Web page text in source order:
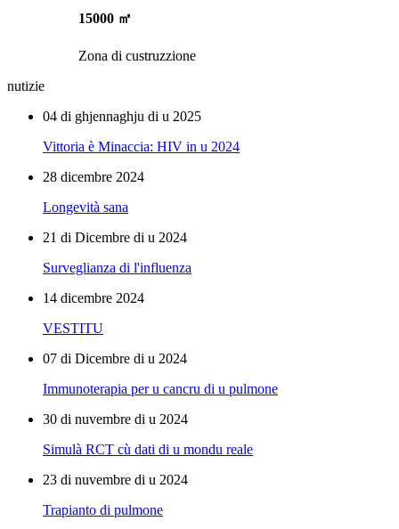
15000 ㎡
Zona di custruzzione
nutizie
04 di ghjennaghju di u 2025
Vittoria è Minaccia: HIV in u 2024
28 dicembre 2024
Longevità sana
21 di Dicembre di u 2024
Surveglianza di l'influenza
14 dicembre 2024
VESTITU
07 di Dicembre di u 2024
Immunoterapia per u cancru di u pulmone
30 di nuvembre di u 2024
Simulà RCT cù dati di u mondu reale
23 di nuvembre di u 2024
Trapianto di pulmone